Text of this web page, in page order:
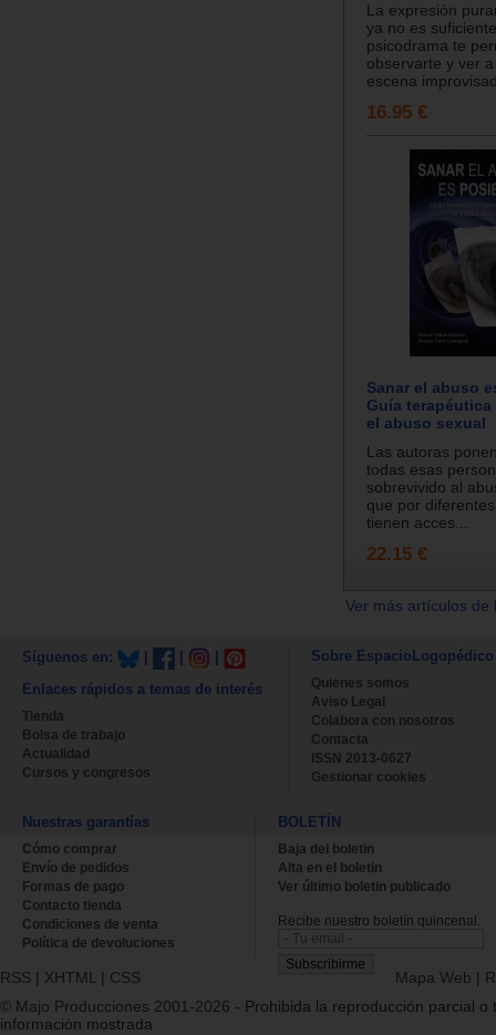
La expresión
ya no es
psicodrama te
observarte y ver
escena
16.95 €
Sanar el abuso
Guía
el abuso sexual
Las autoras
todas esas
sobrevivido al
que por
tienen acces...
22.15 €
Ver más artículos
Síguenos en:
Enlaces rápidos a temas de interés
Tienda
Bolsa de trabajo
Actualidad
Cursos y congresos
Sobre EspacioLogopédico
Quienes somos
Aviso Legal
Colabora con nosotros
Contacta
ISSN 2013-0627
Gestionar cookies
Nuestras garantías
Cómo comprar
Envío de pedidos
Formas de pago
Contacto tienda
Condiciones de venta
Política de devoluciones
BOLETÍN
Baja del boletin
Alta en el boletin
Ver último boletin publicado
Recibe nuestro boletín quincenal.
RSS | XHTML | CSS Mapa Web |
© Majo Producciones 2001-2026 - Prohibida la reproducción parcial o
información mostrada